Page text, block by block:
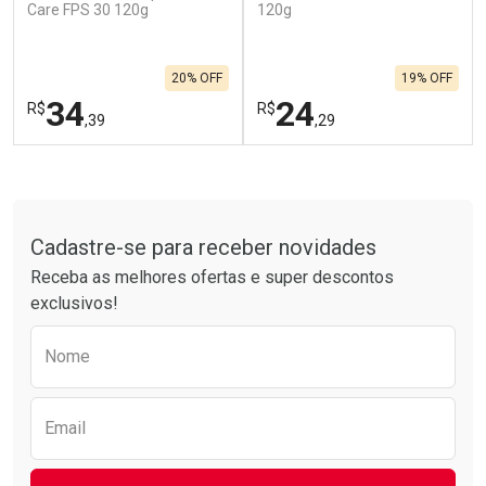
Por R$ 664,02/cada
Por R$ 454,71/cada
Care FPS 30 120g
R$34,39
20% OFF
Laboratório
Por Menos
120g
R$24,29
19% OFF
Laboratório
Por Menos
Cadastre-se para receber novidades
Receba as melhores ofertas e super descontos
exclusivos!
Nome
Email